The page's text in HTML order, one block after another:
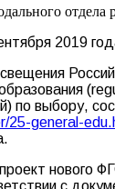
отдела
2019
по выбору,
25-general-
нового
с